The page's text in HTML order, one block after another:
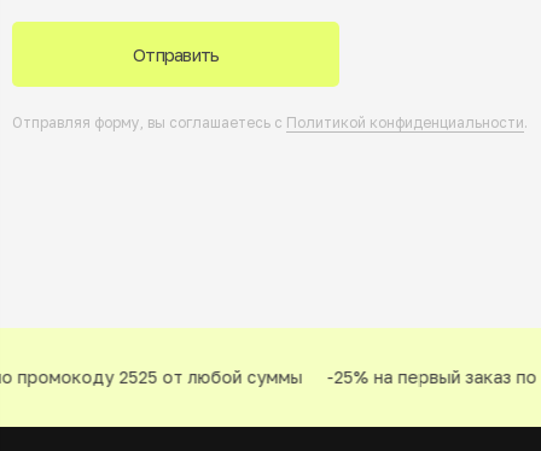
Отправить
Отправляя форму, вы соглашаетесь с Политикой конфиденциальности.
промокоду 2525 от любой суммы -25% на первый заказ